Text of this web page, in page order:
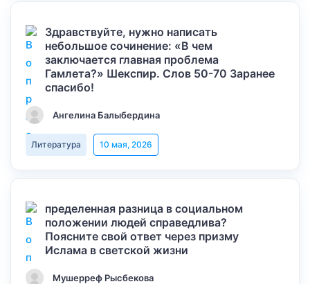
Здравствуйте, нужно написать
небольшое сочинение: «В чем
заключается главная проблема
Гамлета?» Шекспир. Слов 50-70 Заранее
спасибо!
Ангелина Балыбердина
Литература 10 мая, 2026
пределенная разница в социальном
положении людей справедлива?
Поясните свой ответ через призму
Ислама в светской жизни
Мушерреф Рысбекова